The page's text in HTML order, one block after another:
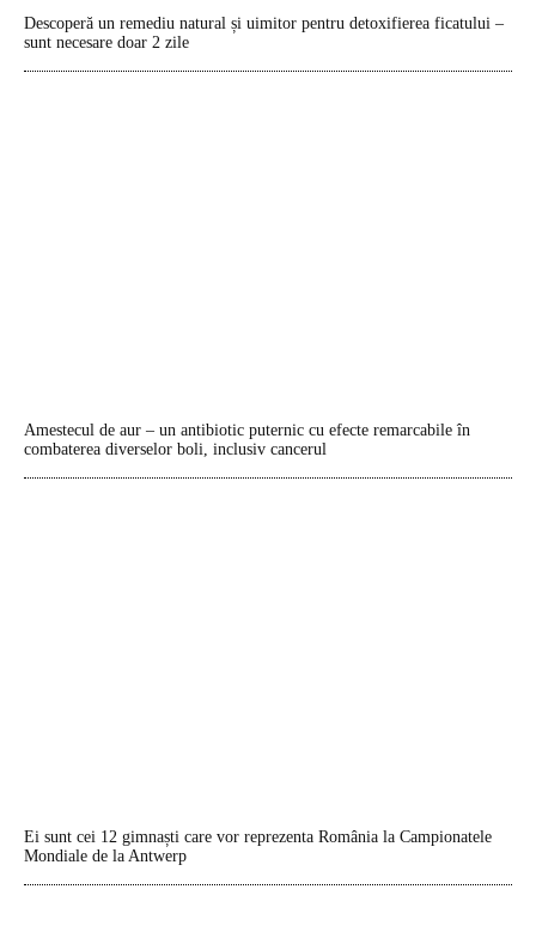
Descoperă un remediu natural și uimitor pentru detoxifierea ficatului –
sunt necesare doar 2 zile
Amestecul de aur – un antibiotic puternic cu efecte remarcabile în
combaterea diverselor boli, inclusiv cancerul
Ei sunt cei 12 gimnaști care vor reprezenta România la Campionatele
Mondiale de la Antwerp